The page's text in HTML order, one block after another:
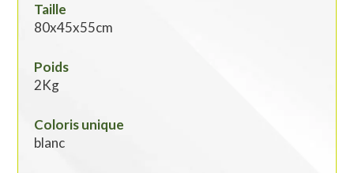
Taille
80x45x55cm
Poids
2Kg
Coloris unique
blanc